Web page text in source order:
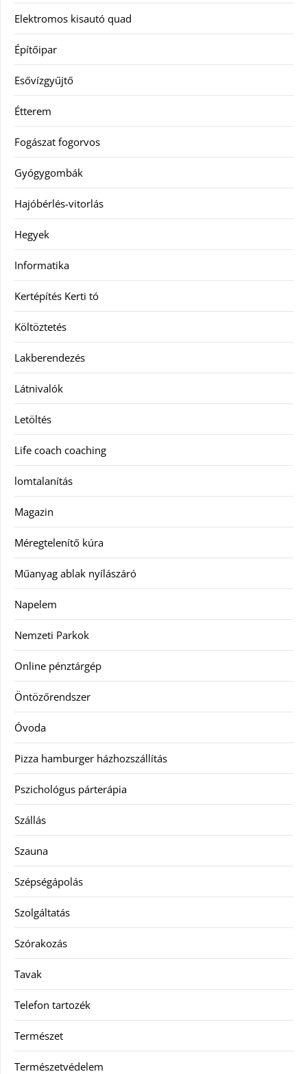
Elektromos kisautó quad
Építőipar
Esővízgyűjtő
Étterem
Fogászat fogorvos
Gyógygombák
Hajóbérlés-vitorlás
Hegyek
Informatika
Kertépítés Kerti tó
Költöztetés
Lakberendezés
Látnivalók
Letöltés
Life coach coaching
lomtalanítás
Magazin
Méregtelenítő kúra
Műanyag ablak nyílászáró
Napelem
Nemzeti Parkok
Online pénztárgép
Öntözőrendszer
Óvoda
Pizza hamburger házhozszállítás
Pszichológus párterápia
Szállás
Szauna
Szépségápolás
Szolgáltatás
Szórakozás
Tavak
Telefon tartozék
Természet
Természetvédelem